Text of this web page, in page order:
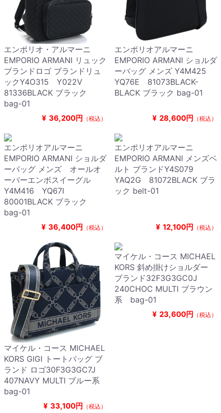
エンポリオ・アルマーニ
EMPORIO ARMANI リュック
ブランドロゴ ブランドリュ
ックY4O315 Y022V
81336BLACK ブラック
bag-01
¥ 36,200円 （税込）
エンポリオアルマーニ
EMPORIO ARMANI ショルダ
ーバッグ メンズ Y4M425
YQ76E 81073BLACK-
BLACK ブラック bag-01
¥ 28,600円 （税込）
エンポリオアルマーニ
EMPORIO ARMANI ショルダ
ーバッグ メンズ オールオ
ーバーエンボスイーグル
Y4M416 YQ67I
80001BLACK ブラック
bag-01
¥ 36,400円 （税込）
エンポリオアルマーニ
EMPORIO ARMANI メンズベ
ルト ブランドY4S079
YAQ2G 81072BLACK ブラ
ック belt-01
¥ 12,100円 （税込）
マイケル・コース MICHAEL
KORS GIGI トートバッグ ブ
ランド ロゴ30F3G3GC7J
407NAVY MULTI ブルー系
bag-01
¥ 33,100円 （税込）
マイケル・コース MICHAEL
KORS 斜め掛けショルダー
ブランド32F3G3GC0J
240CHOC MULTI ブラウン
系 bag-01
¥ 23,600円 （税込）